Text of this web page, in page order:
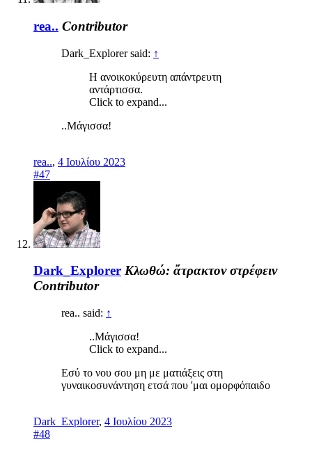
rea.. Contributor
Dark_Explorer said: ↑
Η ανοικοκύρευτη απάντρευτη
αντάρτισσα.
Click to expand...
..Μάγισσα!
rea.., 4 Ιουλίου 2023
#47
Dark_Explorer Κλωθώ: ἄτρακτον στρέφειν
Contributor
rea.. said: ↑
..Μάγισσα!
Click to expand...
Εσύ το νου σου μη με ματιάξεις στη
γυναικοσυνάντηση ετσά που 'μαι ομορφόπαιδο
Dark_Explorer, 4 Ιουλίου 2023
#48